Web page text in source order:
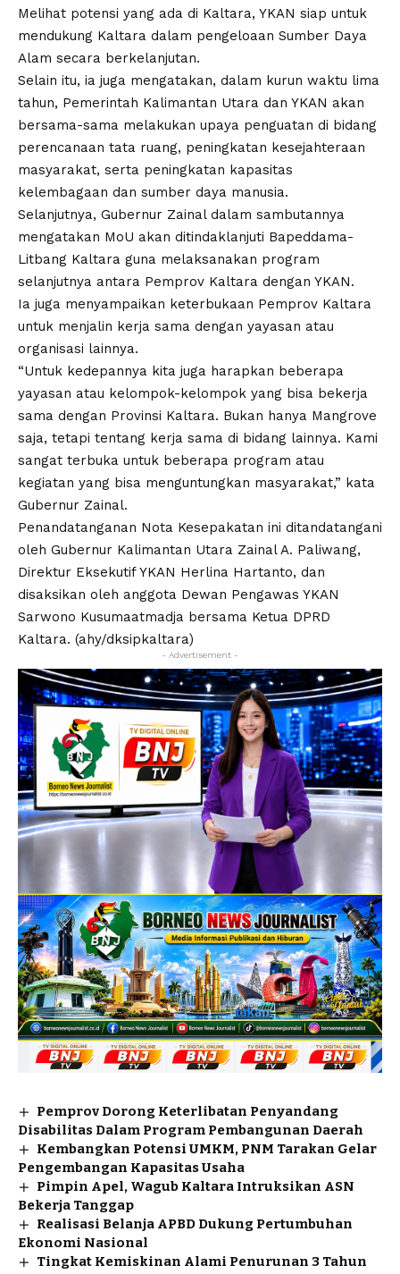
Melihat potensi yang ada di Kaltara, YKAN siap untuk
mendukung Kaltara dalam pengeloaan Sumber Daya
Alam secara berkelanjutan.
Selain itu, ia juga mengatakan, dalam kurun waktu lima
tahun, Pemerintah Kalimantan Utara dan YKAN akan
bersama-sama melakukan upaya penguatan di bidang
perencanaan tata ruang, peningkatan kesejahteraan
masyarakat, serta peningkatan kapasitas
kelembagaan dan sumber daya manusia.
Selanjutnya, Gubernur Zainal dalam sambutannya
mengatakan MoU akan ditindaklanjuti Bapeddama-
Litbang Kaltara guna melaksanakan program
selanjutnya antara Pemprov Kaltara dengan YKAN.
Ia juga menyampaikan keterbukaan Pemprov Kaltara
untuk menjalin kerja sama dengan yayasan atau
organisasi lainnya.
“Untuk kedepannya kita juga harapkan beberapa
yayasan atau kelompok-kelompok yang bisa bekerja
sama dengan Provinsi Kaltara. Bukan hanya Mangrove
saja, tetapi tentang kerja sama di bidang lainnya. Kami
sangat terbuka untuk beberapa program atau
kegiatan yang bisa menguntungkan masyarakat,” kata
Gubernur Zainal.
Penandatanganan Nota Kesepakatan ini ditandatangani
oleh Gubernur Kalimantan Utara Zainal A. Paliwang,
Direktur Eksekutif YKAN Herlina Hartanto, dan
disaksikan oleh anggota Dewan Pengawas YKAN
Sarwono Kusumaatmadja bersama Ketua DPRD
Kaltara. (ahy/dksipkaltara)
- Advertisement -
Pemprov Dorong Keterlibatan Penyandang
Disabilitas Dalam Program Pembangunan Daerah
Kembangkan Potensi UMKM, PNM Tarakan Gelar
Pengembangan Kapasitas Usaha
Pimpin Apel, Wagub Kaltara Intruksikan ASN
Bekerja Tanggap
Realisasi Belanja APBD Dukung Pertumbuhan
Ekonomi Nasional
Tingkat Kemiskinan Alami Penurunan 3 Tahun